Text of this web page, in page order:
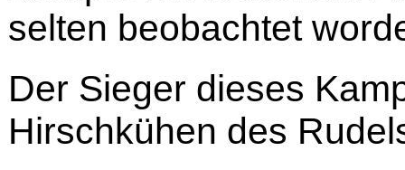
selten beobachtet
Der Sieger dieses
Hirschkühen des